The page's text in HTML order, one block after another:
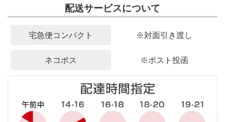
配送サービスについて
宅急便コンパクト ※対面引き渡し
ネコポス ※ポスト投函